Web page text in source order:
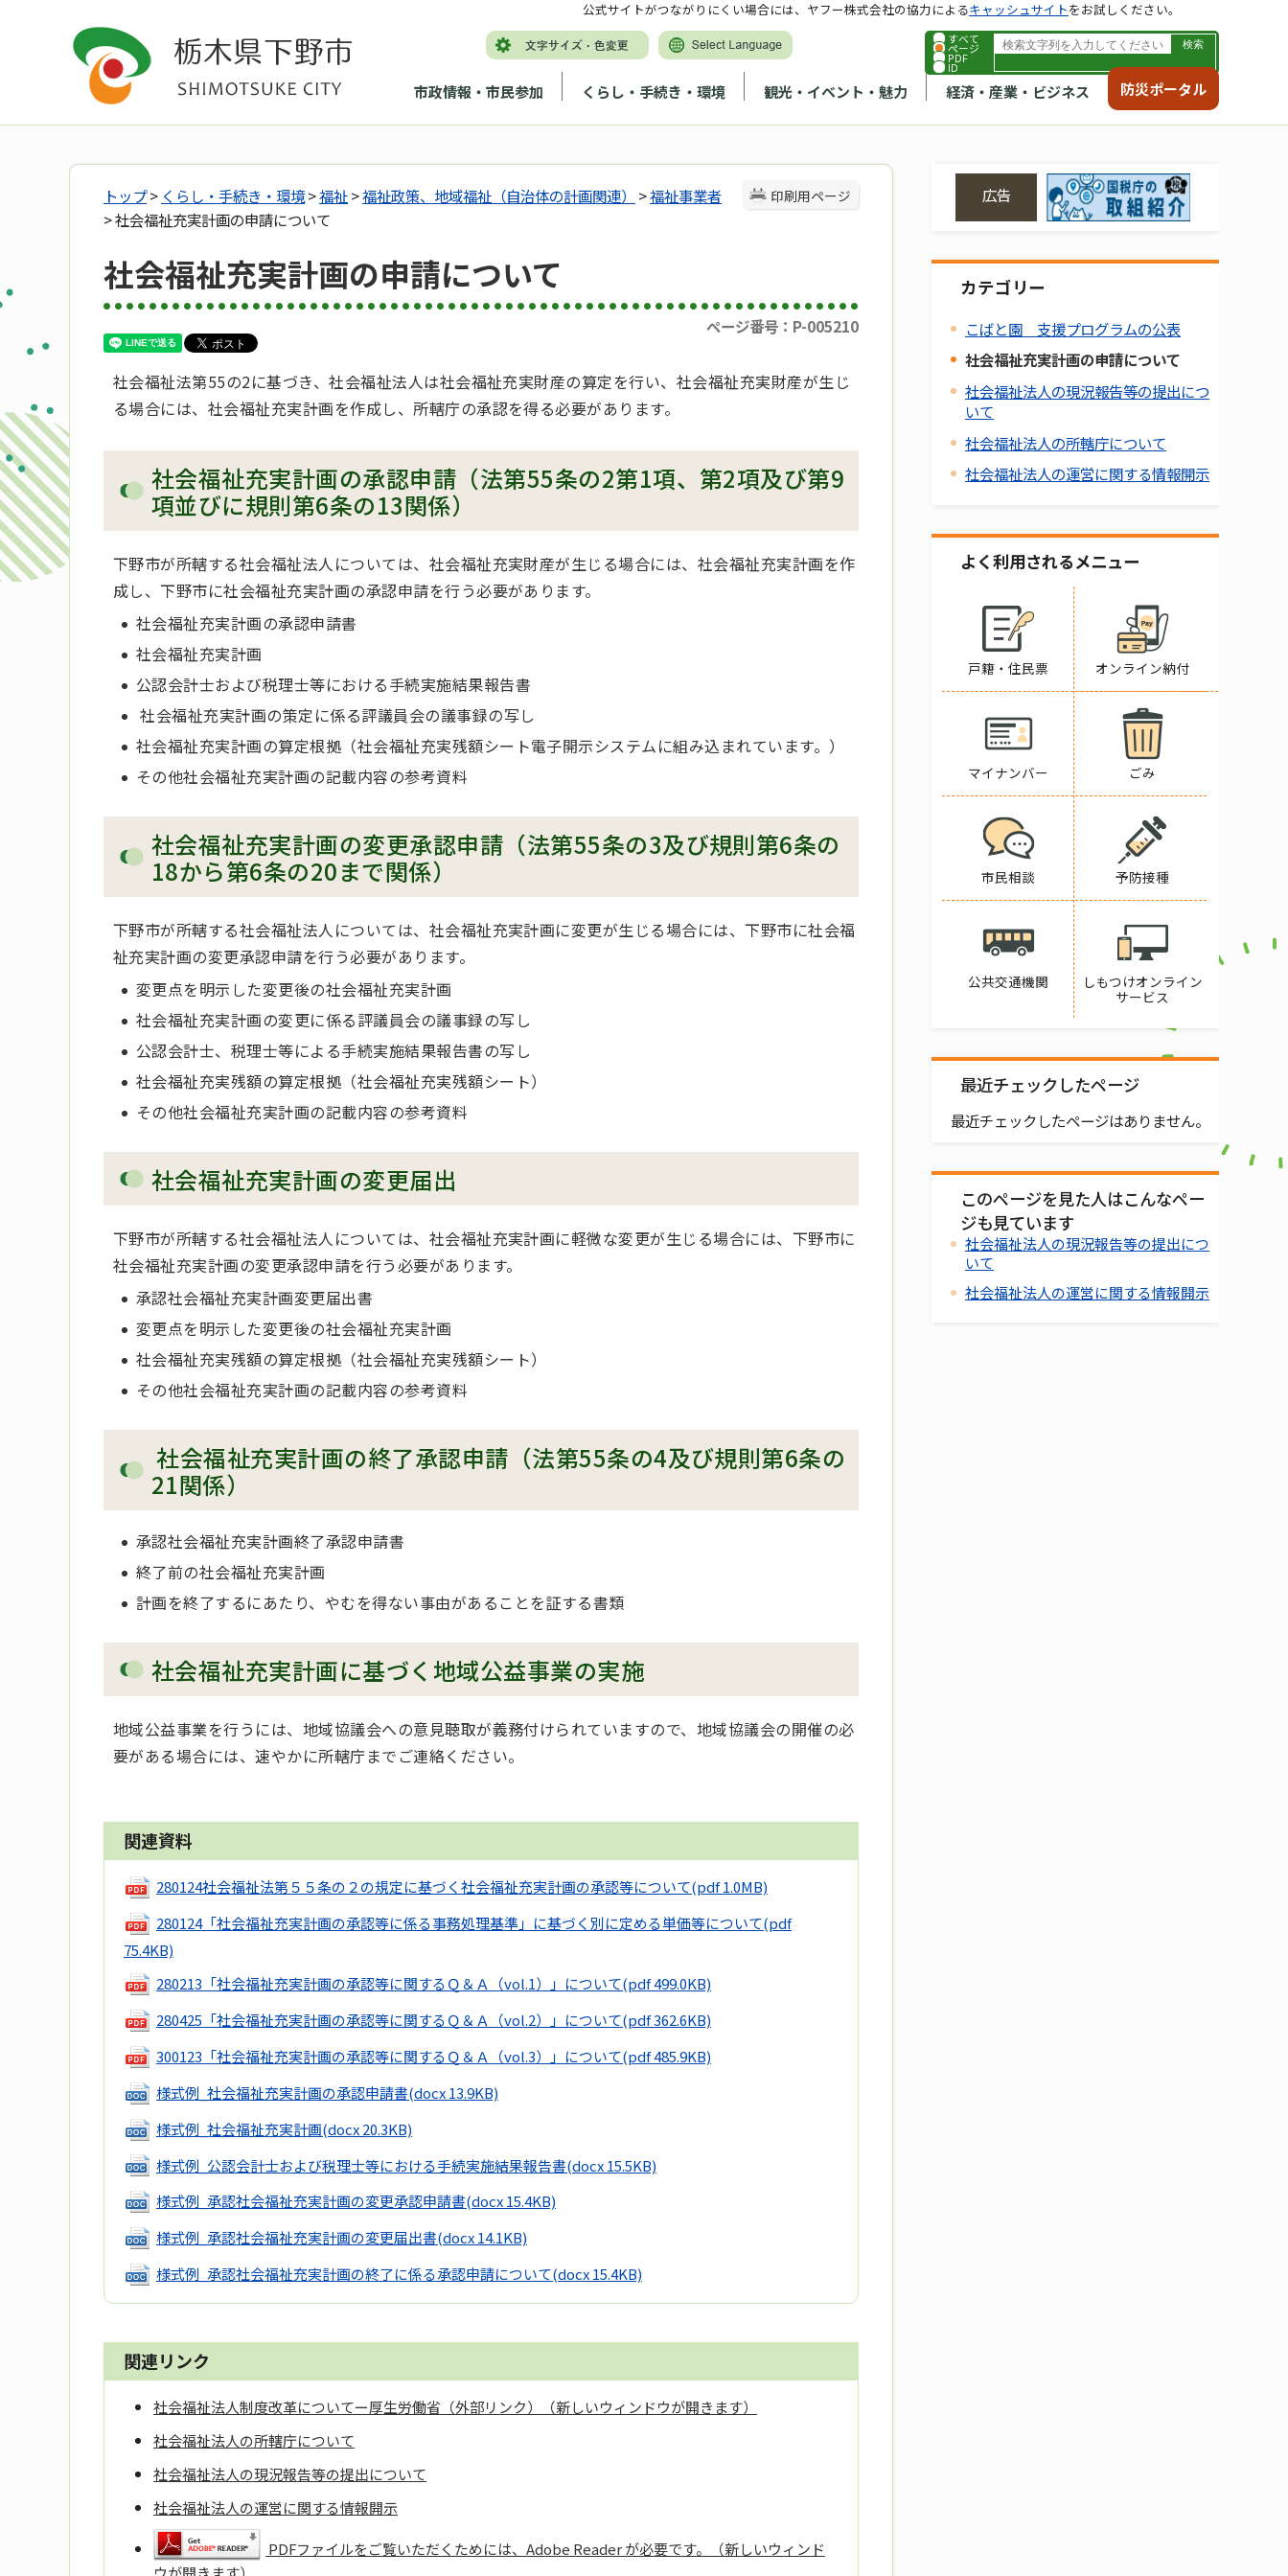
すべて
ページ
PDF
ID
市政情報・市民参加 くらし・手続き・環境 観光・イベント・魅力 経済・産業・ビジネス 防災ポータル
公式サイトがつながりにくい場合には、ヤフー株式会社の協力によるキャッシュサイトをお試しください。
印刷用ページ
トップ> くらし・手続き・環境>福祉>福祉政策、地域福祉（自治体の計画関連） >福祉事業者
> 社会福祉充実計画の申請について
社会福祉充実計画の申請について
ページ番号：P-005210
社会福祉法第55の2に基づき、社会福祉法人は社会福祉充実財産の算定を行い、社会福祉充実財産が生じ
る場合には、社会福祉充実計画を作成し、所轄庁の承認を得る必要があります。
社会福祉充実計画の承認申請（法第55条の2第1項、第2項及び第9
項並びに規則第6条の13関係）
下野市が所轄する社会福祉法人については、社会福祉充実財産が生じる場合には、社会福祉充実計画を作
成し、下野市に社会福祉充実計画の承認申請を行う必要があります。
社会福祉充実計画の承認申請書
社会福祉充実計画
公認会計士および税理士等における手続実施結果報告書
社会福祉充実計画の策定に係る評議員会の議事録の写し
社会福祉充実計画の算定根拠（社会福祉充実残額シート電子開示システムに組み込まれています。）
その他社会福祉充実計画の記載内容の参考資料
社会福祉充実計画の変更承認申請（法第55条の3及び規則第6条の
18から第6条の20まで関係）
下野市が所轄する社会福祉法人については、社会福祉充実計画に変更が生じる場合には、下野市に社会福
祉充実計画の変更承認申請を行う必要があります。
変更点を明示した変更後の社会福祉充実計画
社会福祉充実計画の変更に係る評議員会の議事録の写し
公認会計士、税理士等による手続実施結果報告書の写し
社会福祉充実残額の算定根拠（社会福祉充実残額シート）
その他社会福祉充実計画の記載内容の参考資料
社会福祉充実計画の変更届出
下野市が所轄する社会福祉法人については、社会福祉充実計画に軽微な変更が生じる場合には、下野市に
社会福祉充実計画の変更承認申請を行う必要があります。
承認社会福祉充実計画変更届出書
変更点を明示した変更後の社会福祉充実計画
社会福祉充実残額の算定根拠（社会福祉充実残額シート）
その他社会福祉充実計画の記載内容の参考資料
社会福祉充実計画の終了承認申請（法第55条の4及び規則第6条の
21関係）
承認社会福祉充実計画終了承認申請書
終了前の社会福祉充実計画
計画を終了するにあたり、やむを得ない事由があることを証する書類
社会福祉充実計画に基づく地域公益事業の実施
地域公益事業を行うには、地域協議会への意見聴取が義務付けられていますので、地域協議会の開催の必
要がある場合には、速やかに所轄庁までご連絡ください。
関連資料
280124社会福祉法第５５条の２の規定に基づく社会福祉充実計画の承認等について(pdf 1.0MB)
280124「社会福祉充実計画の承認等に係る事務処理基準」に基づく別に定める単価等について(pdf
75.4KB)
280213「社会福祉充実計画の承認等に関するＱ＆Ａ（vol.1）」について(pdf 499.0KB)
280425「社会福祉充実計画の承認等に関するＱ＆Ａ（vol.2）」について(pdf 362.6KB)
300123「社会福祉充実計画の承認等に関するＱ＆Ａ（vol.3）」について(pdf 485.9KB)
様式例_社会福祉充実計画の承認申請書(docx 13.9KB)
様式例_社会福祉充実計画(docx 20.3KB)
様式例_公認会計士および税理士等における手続実施結果報告書(docx 15.5KB)
様式例_承認社会福祉充実計画の変更承認申請書(docx 15.4KB)
様式例_承認社会福祉充実計画の変更届出書(docx 14.1KB)
様式例_承認社会福祉充実計画の終了に係る承認申請について(docx 15.4KB)
関連リンク
社会福祉法人制度改革についてー厚生労働省（外部リンク）（新しいウィンドウが開きます）
社会福祉法人の所轄庁について
社会福祉法人の現況報告等の提出について
社会福祉法人の運営に関する情報開示
PDFファイルをご覧いただくためには、Adobe Reader が必要です。（新しいウィンド
広告
カテゴリー
こばと園 支援プログラムの公表
社会福祉充実計画の申請について
社会福祉法人の現況報告等の提出につ
いて
社会福祉法人の所轄庁について
社会福祉法人の運営に関する情報開示
よく利用されるメニュー
戸籍・住民票 オンライン納付
マイナンバー ごみ
市民相談 予防接種
公共交通機関
しもつけオンライン
サービス
最近チェックしたページ
最近チェックしたページはありません。
このページを見た人はこんなペー
ジも見ています
社会福祉法人の現況報告等の提出につ
いて
社会福祉法人の運営に関する情報開示